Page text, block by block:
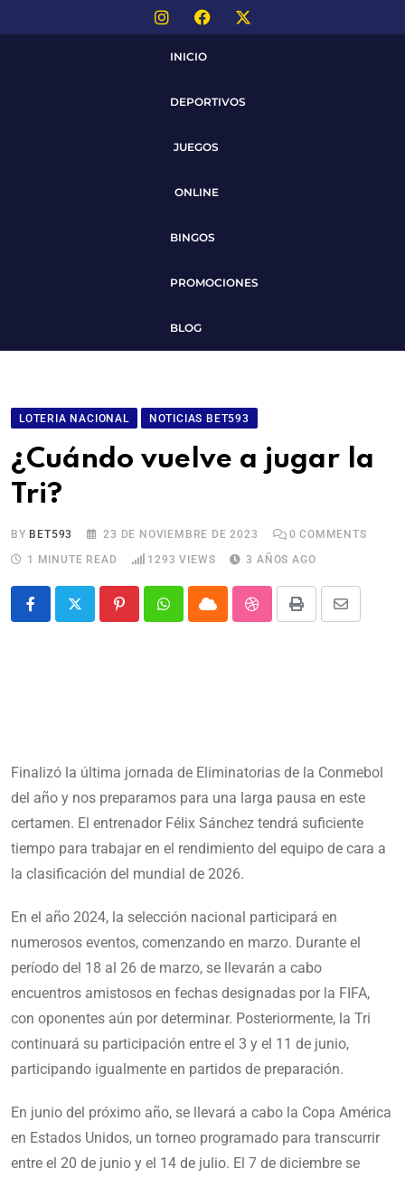
INICIO
DEPORTIVOS
JUEGOS
ONLINE
BINGOS
PROMOCIONES
BLOG
LOTERIA NACIONAL NOTICIAS BET593
¿Cuándo vuelve a jugar la
Tri?
BY BET593 23 DE NOVIEMBRE DE 2023 0 COMMENTS
1 MINUTE READ
1293 VIEWS 3 AÑOS AGO
Finalizó la última jornada de Eliminatorias de la Conmebol
del año y nos preparamos para una larga pausa en este
certamen. El entrenador Félix Sánchez tendrá suficiente
tiempo para trabajar en el rendimiento del equipo de cara a
la clasificación del mundial de 2026.
En el año 2024, la selección nacional participará en
numerosos eventos, comenzando en marzo. Durante el
período del 18 al 26 de marzo, se llevarán a cabo
encuentros amistosos en fechas designadas por la FIFA,
con oponentes aún por determinar. Posteriormente, la Tri
continuará su participación entre el 3 y el 11 de junio,
participando igualmente en partidos de preparación.
En junio del próximo año, se llevará a cabo la Copa América
en Estados Unidos, un torneo programado para transcurrir
entre el 20 de junio y el 14 de julio. El 7 de diciembre se